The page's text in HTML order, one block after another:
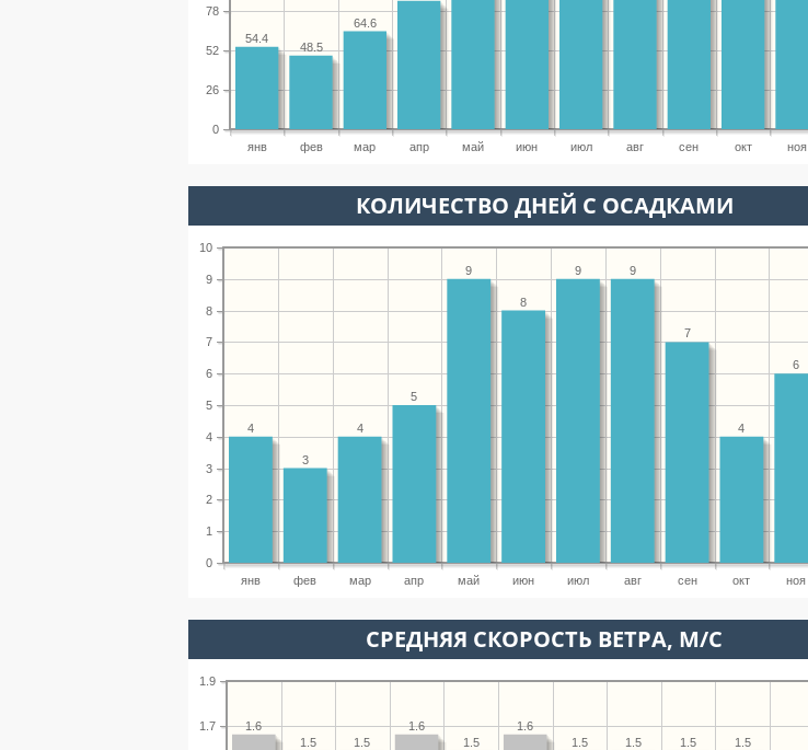
янв фев мар апр май июн июл авг сен окт ноя
0
26
52
78
64.6
48.5
54.4
КОЛИЧЕСТВО ДНЕЙ С ОСАДКАМИ
янв фев мар апр май июн июл авг сен окт ноя
0
1
2
3
4
5
6
7
8
9
10
6
4
7
9
9
8
9
5
4
3
4
СРЕДНЯЯ СКОРОСТЬ ВЕТРА, М/С
1.7
1.9
1.5
1.5
1.5
1.5
1.6
1.5
1.6
1.5
1.5
1.6